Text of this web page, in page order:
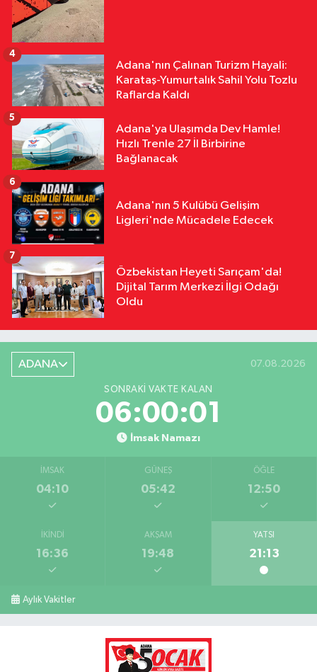
Adana'nın Çalınan Turizm Hayali:
Karataş-Yumurtalık Sahil Yolu Tozlu
Raflarda Kaldı
4
Adana'ya Ulaşımda Dev Hamle!
Hızlı Trenle 27 İl Birbirine
Bağlanacak
5
Adana'nın 5 Kulübü Gelişim
Ligleri'nde Mücadele Edecek
6
Özbekistan Heyeti Sarıçam'da!
Dijital Tarım Merkezi İlgi Odağı
Oldu
7
ADANA 07.08.2026
SONRAKI VAKTE KALAN
06:00:00
İmsak Namazı
İMSAK
04:10
GÜNEŞ
05:42
ÖĞLE
12:50
İKINDI
16:36
AKŞAM
19:48
YATSI
21:13
Aylık Vakitler